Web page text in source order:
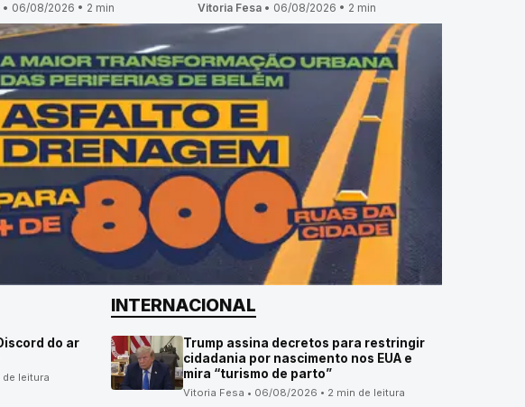
• 06/08/2026 • 2 min Vitoria Fesa• 06/08/2026 • 2 min
do ar
leitura
INTERNACIONAL
Trump assina decretos para restringir
cidadania por nascimento nos EUA e
mira “turismo de parto”
Vitoria Fesa • 06/08/2026 • 2 min de leitura